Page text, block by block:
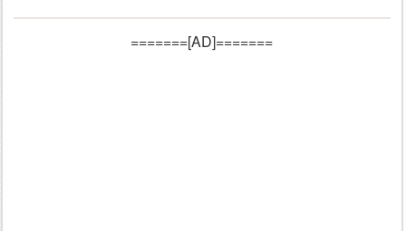
=======[AD]=======